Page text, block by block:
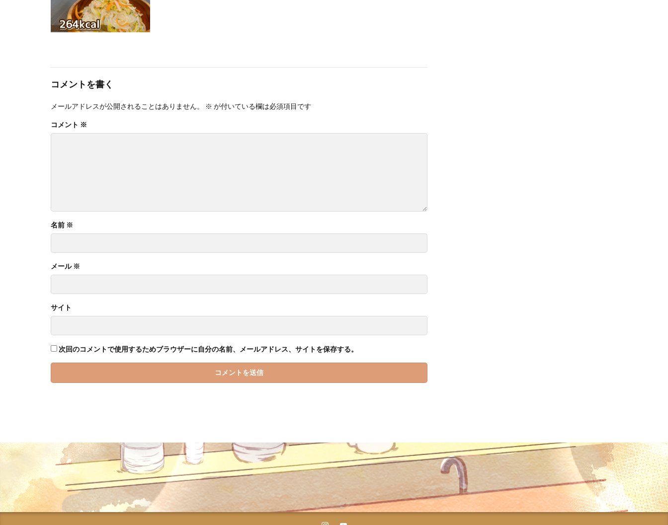
コメントを書く
メールアドレスが公開されることはありません。 ※ が付いている欄は必須項目です
コメント ※
名前 ※
メール ※
サイト
次回のコメントで使用するためブラウザーに自分の名前、メールアドレス、サイトを保存する。